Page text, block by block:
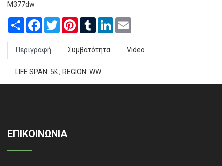
M377dw
Share Facebook
TwitterPinterestTumblrLinkedIn
Περιγραφή Συμβατότητα Video
LIFE SPAN: 5K , REGION: WW
ΕΠΙΚΟΙΝΩΝΙΑ